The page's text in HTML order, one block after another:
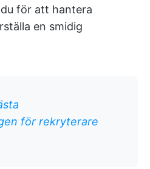
för att hantera
en smidig
för rekryterare